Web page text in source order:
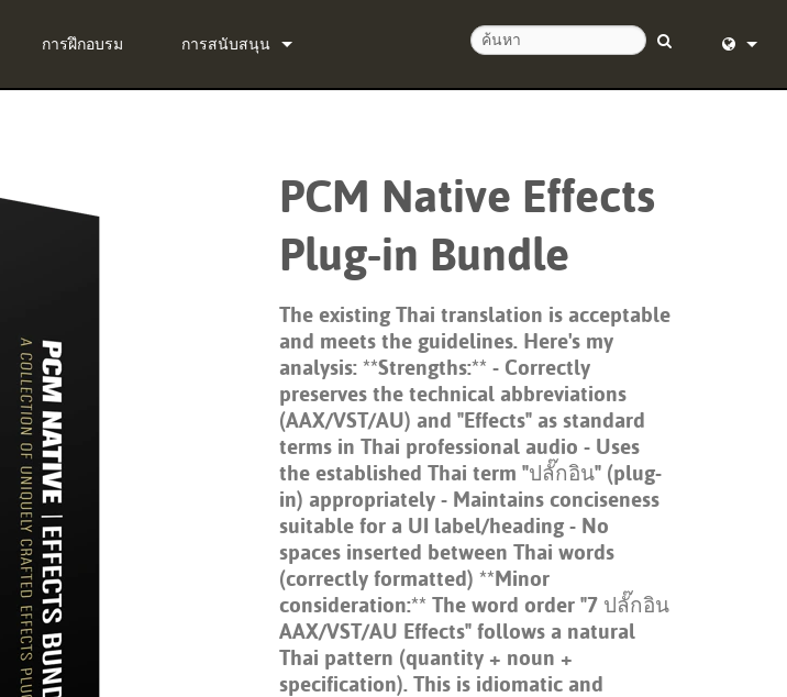
การฝึกอบรม การสนับสนุน
การลงทะเบียนผลิตภัณฑ์
PCM Native Effects
Plug-in Bundle
The existing Thai translation is acceptable
and meets the guidelines. Here's my
analysis: **Strengths:** - Correctly
preserves the technical abbreviations
(AAX/VST/AU) and "Effects" as standard
terms in Thai professional audio - Uses
the established Thai term "ปลั๊กอิน" (plug-
in) appropriately - Maintains conciseness
suitable for a UI label/heading - No
spaces inserted between Thai words
(correctly formatted) **Minor
consideration:** The word order "7 ปลั๊กอิน
AAX/VST/AU Effects" follows a natural
Thai pattern (quantity + noun +
specification). This is idiomatic and